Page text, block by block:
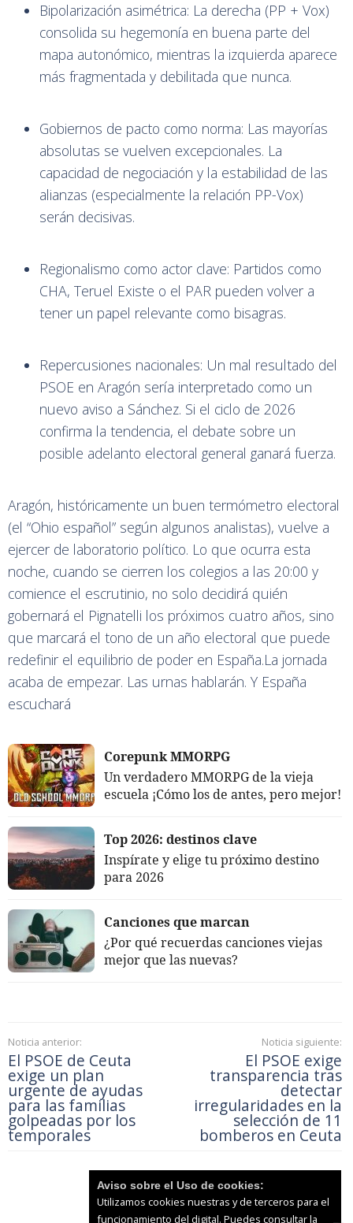
Bipolarización asimétrica: La derecha (PP + Vox)
consolida su hegemonía en buena parte del
mapa autonómico, mientras la izquierda aparece
más fragmentada y debilitada que nunca.
Gobiernos de pacto como norma: Las mayorías
absolutas se vuelven excepcionales. La
capacidad de negociación y la estabilidad de las
alianzas (especialmente la relación PP-Vox)
serán decisivas.
Regionalismo como actor clave: Partidos como
CHA, Teruel Existe o el PAR pueden volver a
tener un papel relevante como bisagras.
Repercusiones nacionales: Un mal resultado del
PSOE en Aragón sería interpretado como un
nuevo aviso a Sánchez. Si el ciclo de 2026
confirma la tendencia, el debate sobre un
posible adelanto electoral general ganará fuerza.
Aragón, históricamente un buen termómetro electoral
(el “Ohio español” según algunos analistas), vuelve a
ejercer de laboratorio político. Lo que ocurra esta
noche, cuando se cierren los colegios a las 20:00 y
comience el escrutinio, no solo decidirá quién
gobernará el Pignatelli los próximos cuatro años, sino
que marcará el tono de un año electoral que puede
redefinir el equilibrio de poder en España.La jornada
acaba de empezar. Las urnas hablarán. Y España
escuchará
Corepunk MMORPG
Un verdadero MMORPG de la vieja
escuela ¡Cómo los de antes, pero mejor!
Top 2026: destinos clave
Inspírate y elige tu próximo destino
para 2026
Canciones que marcan
¿Por qué recuerdas canciones viejas
mejor que las nuevas?
Noticia anterior:
El PSOE de Ceuta
exige un plan
urgente de ayudas
para las familias
golpeadas por los
temporales
Noticia siguiente:
El PSOE exige
transparencia tras
detectar
irregularidades en la
selección de 11
bomberos en Ceuta
Aviso sobre el Uso de cookies:
Utilizamos cookies nuestras y de terceros para el
funcionamiento del digital. Puedes consultar la